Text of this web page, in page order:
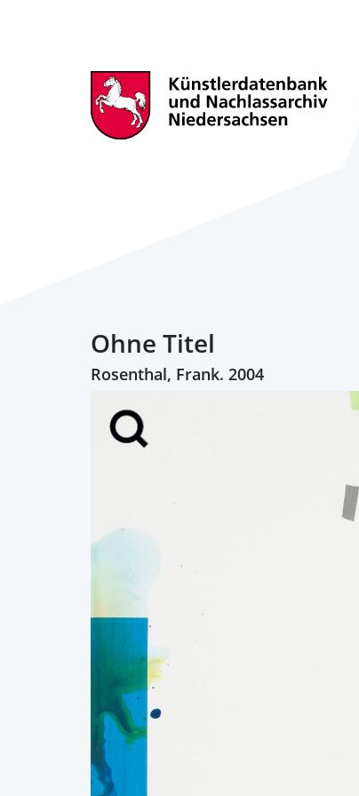
Ohne Titel
Rosenthal, Frank. 2004